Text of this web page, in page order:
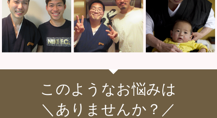
このようなお悩みは
＼ありませんか？／